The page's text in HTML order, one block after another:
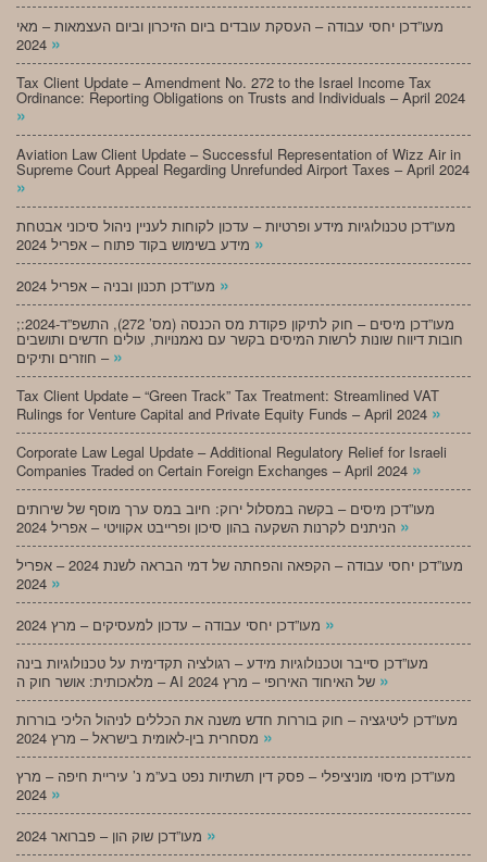
מעו”דכן יחסי עבודה – העסקת עובדים ביום הזיכרון וביום העצמאות – מאי
»
Tax Client Update – Amendment No. 272 to the Israel Income Tax
Ordinance: Reporting Obligations on Trusts and Individuals – April 2024
»
Aviation Law Client Update – Successful Representation of Wizz Air in
Supreme Court Appeal Regarding Unrefunded Airport Taxes – April 2024
»
מעו”דכן טכנולוגיות מידע ופרטיות – עדכון לקוחות לעניין ניהול סיכוני אבטחת
»
»
;מעו”דכן מיסים – חוק לתיקון פקודת מס הכנסה (מס’ 272), התשפ”ד-2024:
חובות דיווח שונות לרשות המיסים בקשר עם נאמנויות, עולים חדשים ותושבים
חוזרים ותיקים – »
Tax Client Update – “Green Track” Tax Treatment: Streamlined VAT
Rulings for Venture Capital and Private Equity Funds – April 2024 »
Corporate Law Legal Update – Additional Regulatory Relief for Israeli
Companies Traded on Certain Foreign Exchanges – April 2024 »
מעו”דכן מיסים – בקשה במסלול ירוק: חיוב במס ערך מוסף של שירותים
»
מעו”דכן יחסי עבודה – הקפאה והפחתה של דמי הבראה לשנת 2024 – אפריל
»
»
מעו”דכן סייבר וטכנולוגיות מידע – רגולציה תקדימית על טכנולוגיות בינה
»
מעו”דכן ליטיגציה – חוק בוררות חדש משנה את הכללים לניהול הליכי בוררות
»
מעו”דכן מיסוי מוניציפלי – פסק דין תשתיות נפט בע”מ נ’ עיריית חיפה – מרץ
»
»